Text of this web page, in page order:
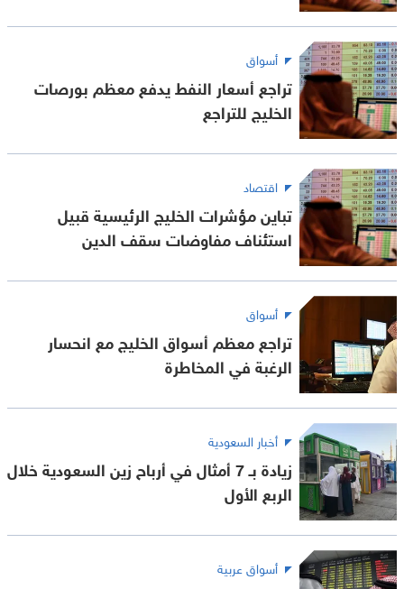
أسواق
تراجع أسعار النفط يدفع معظم بورصات
الخليج للتراجع
اقتصاد
تباين مؤشرات الخليج الرئيسية قبيل
استئناف مفاوضات سقف الدين
أسواق
تراجع معظم أسواق الخليج مع انحسار
الرغبة في المخاطرة
أخبار السعودية
زيادة بـ 7 أمثال في أرباح زين السعودية خلال
الربع الأول
أسواق عربية